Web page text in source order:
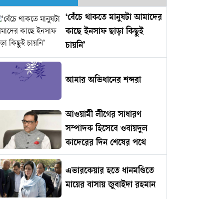
‘বেঁচে থাকতে মানুষটা আমাদের
কাছে ইনসাফ ছাড়া কিছুই
চায়নি’
আমার অভিধানের শব্দরা
আওয়ামী লীগের সাধারণ
সম্পাদক হিসেবে ওবায়দুল
কাদেরের দিন শেষের পথে
এভারকেয়ার হতে ধানমণ্ডিতে
মায়ের বাসায় জুবাইদা রহমান